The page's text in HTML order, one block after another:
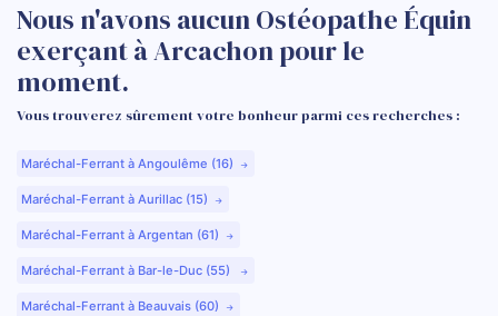
Nous n'avons aucun Ostéopathe Équin
exerçant à Arcachon pour le
moment.
Vous trouverez sûrement votre bonheur parmi ces recherches :
Maréchal-Ferrant à Angoulême (16)
Maréchal-Ferrant à Aurillac (15)
Maréchal-Ferrant à Argentan (61)
Maréchal-Ferrant à Bar-le-Duc (55)
Maréchal-Ferrant à Beauvais (60)